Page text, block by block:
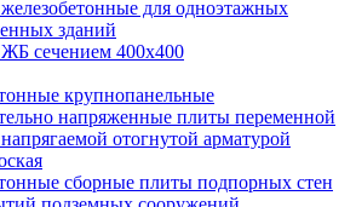
для одноэтажных
зданий
сечением 400х400
крупнопанельные
напряженные плиты переменной
отогнутой арматурой
сборные плиты подпорных стен